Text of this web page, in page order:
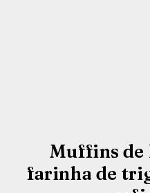
Muffins de
farinha de